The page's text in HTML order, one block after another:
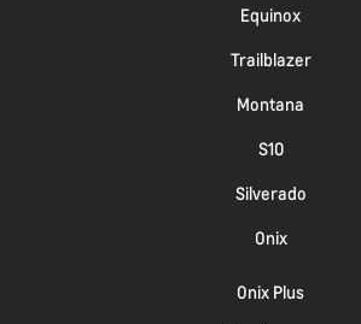
Equinox
Trailblazer
Montana
S10
Silverado
Onix
Onix Plus